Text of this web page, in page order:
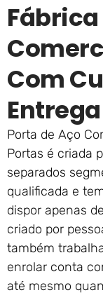
Fábrica
Com
Entrega
Porta de Aço
Portas é criada
separados
qualificada e
dispor apenas
criado por
também
enrolar conta
até mesmo